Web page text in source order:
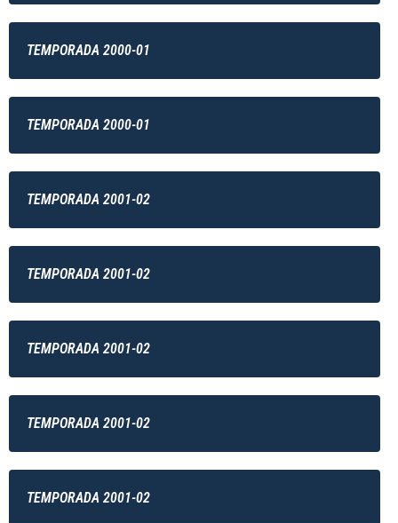
TEMPORADA 2000-01
TEMPORADA 2000-01
TEMPORADA 2001-02
TEMPORADA 2001-02
TEMPORADA 2001-02
TEMPORADA 2001-02
TEMPORADA 2001-02